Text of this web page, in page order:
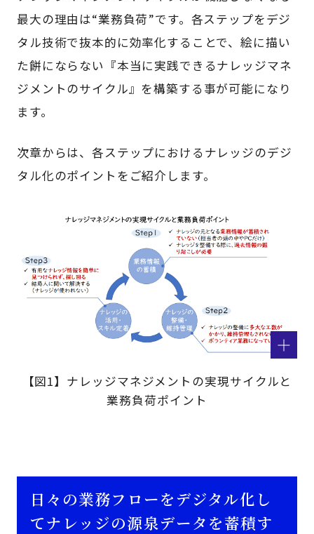
最大の理由は“業務負荷”です。各ステップをデジ
タル技術で抜本的に効率化することで、絵に描い
た餅にならない『本当に実践できるナレッジマネ
ジメントのサイクル』を構築する事が可能になり
ます。
次章からは、各ステップにおけるナレッジのデジ
タル化のポイントをご紹介します。
【図1】ナレッジマネジメントの実現サイクルと
業務負荷ポイント
日々の業務フローをデジタル化し
てナレッジの源泉データを蓄積す